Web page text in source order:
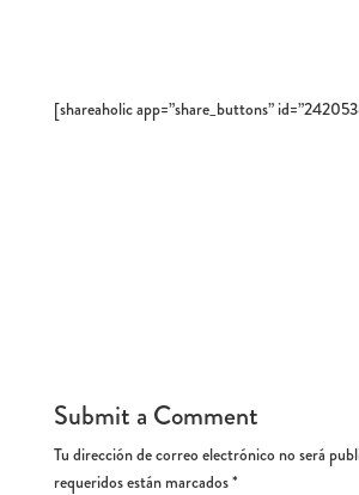
[shareaholic app=”share_buttons”
Submit a Comment
Tu dirección de correo electrónico no será
requeridos están marcados*